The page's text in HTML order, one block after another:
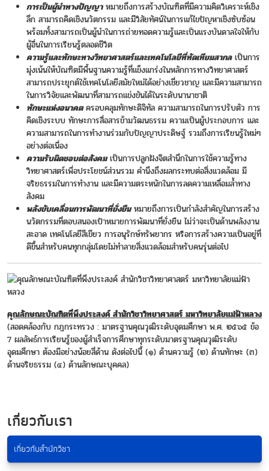
การเป็นผู้นำทางปัญญาหมายถึงการสร้างบัณฑิตที่มีความคิดวิเคราะห์เชิง
ลึก สามารถคิดเชิงนวัตกรรม และมีวิสัยทัศน์ในการแก้ไขปัญหาเชิงซับซ้อน
พร้อมทั้งสามารถเป็นผู้นำในการถ่ายทอดความรู้และเป็นแรงบันดาลใจให้กับ
ผู้อื่นในการเรียนรู้ตลอดชีวิต
ความรู้และทักษะทางวิทยาศาสตร์และเทคโนโลยีที่ทัดเทียมสากลเป็นการ
มุ่งเน้นให้บัณฑิตมีพื้นฐานความรู้ที่แข็งแกร่งในหลักการทางวิทยาศาสตร์
สามารถประยุกต์ใช้เทคโนโลยีสมัยใหม่ได้อย่างเชี่ยวชาญ และมีความสามารถ
ในการวิจัยและพัฒนาที่สามารถแข่งขันได้ในระดับนานาชาติ
ทักษะแห่งอนาคตครอบคลุมทักษะดิจิทัล ความสามารถในการปรับตัว การ
คิดเชิงระบบ ทักษะการสื่อสารข้ามวัฒนธรรม ความเป็นผู้ประกอบการ และ
ความสามารถในการทำงานร่วมกับปัญญาประดิษฐ์ รวมถึงการเรียนรู้ใหม่ๆ
อย่างต่อเนื่อง
ความรับผิดชอบต่อสังคมเป็นการปลูกฝังจิตสำนึกในการใช้ความรู้ทาง
วิทยาศาสตร์เพื่อประโยชน์ส่วนรวม คำนึงถึงผลกระทบต่อสิ่งแวดล้อม มี
จริยธรรมในการทำงาน และมีความตระหนักในการลดความเหลื่อมล้ำทาง
สังคม
พลังขับเคลื่อนการพัฒนาที่ยั่งยืนหมายถึงการเป็นกำลังสำคัญในการสร้าง
นวัตกรรมที่ตอบสนองเป้าหมายการพัฒนาที่ยั่งยืน ไม่ว่าจะเป็นด้านพลังงาน
สะอาด เทคโนโลยีสีเขียว การอนุรักษ์ทรัพยากร หรือการสร้างความเป็นอยู่ที่
ดีขึ้นสำหรับคนทุกกลุ่มโดยไม่ทำลายสิ่งแวดล้อมสำหรับคนรุ่นต่อไป
คุณลักษณะบัณฑิตที่พึงประสงค์ สำนักวิชาวิทยาศาสตร์ มหาวิทยาลัยแม่ฟ้าหลวง
(สอดคล้องกับ กฎกระทรวง : มาตรฐานคุณวุฒิระดับอุดมศึกษา พ.ศ. ๒๕๖๕ ข้อ
7 ผลลัพธ์การเรียนรู้ของผู้สำเร็จการศึกษาทุกระดับมาตรฐานคุณวุฒิระดับ
อุดมศึกษา ต้องมีอย่างน้อยสี่ด้าน ดังต่อไปนี้ (๑) ด้านความรู้ (๒) ด้านทักษะ (๓)
ด้านจริยธรรม (๔) ด้านลักษณะบุคคล)
เกี่ยวกับเรา
เกี่ยวกับสำนักวิชา